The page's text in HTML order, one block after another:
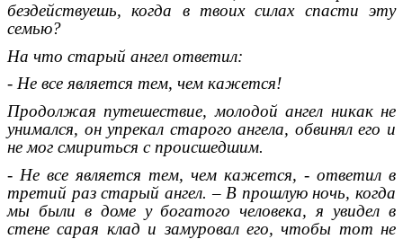
бездействуешь, когда в твоих силах спасти эту
семью?
На что старый ангел ответил:
- Не все является тем, чем кажется!
Продолжая путешествие, молодой ангел никак не
унимался, он упрекал старого ангела, обвинял его и
не мог смириться с происшедшим.
- Не все является тем, чем кажется, - ответил в
третий раз старый ангел. – В прошлую ночь, когда
мы были в доме у богатого человека, я увидел в
стене сарая клад и замуровал его, чтобы тот не